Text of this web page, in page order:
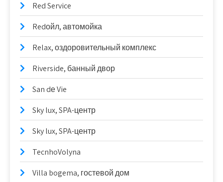
Red Service
Redойл, автомойка
Relax, оздоровительный комплекс
Riverside, банный двор
San dе Vie
Sky lux, SPA-центр
Sky lux, SPA-центр
TecnhoVolyna
Villa bogema, гостевой дом